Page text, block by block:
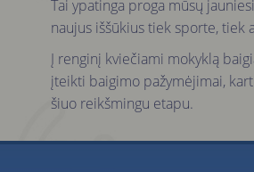
Tai ypatinga proga mūsų
naujus iššūkius tiek sporte, tiek
Į renginį kviečiami mokyklą
įteikti baigimo pažymėjimai,
šiuo reikšmingu etapu.